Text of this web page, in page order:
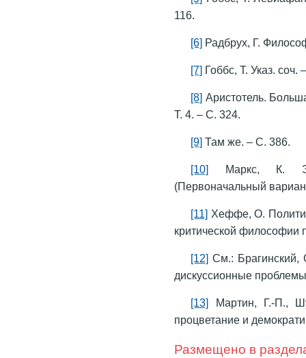
116.
[6] Радбрух, Г.
[7] Гоббс, Т. Указ. соч.
[8] Аристотель.
Т. 4. – С. 324.
[9] Там же. – С. 386.
[10] Маркс, К.
(Первоначальный
[11] Хеффе, О.
критической философии
[12] См.: Брагинский,
дискуссионные
[13] Мартин, Г.-П.,
процветание и
Размещено в